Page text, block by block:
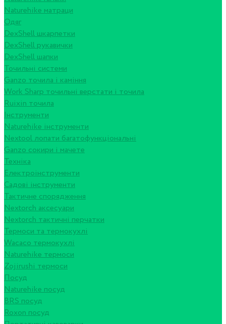
Naturehike матраци
Одяг
DexShell шкарпетки
DexShell рукавички
DexShell шапки
Точильні системи
Ganzo точила і каміння
Work Sharp точильні верстати і точила
Ruixin точила
Інструменти
Naturehike інструменти
Nextool лопати багатофункціональні
Ganzo сокири і мачете
Техніка
Електроінструменти
Садові інструменти
Тактичне спорядження
Nextorch аксесуари
Nextorch тактичні перчатки
Термоси та термокухлі
Wacaco термокухлі
Naturehike термоси
Zojirushi термоси
Посуд
Naturehike посуд
BRS посуд
Roxon посуд